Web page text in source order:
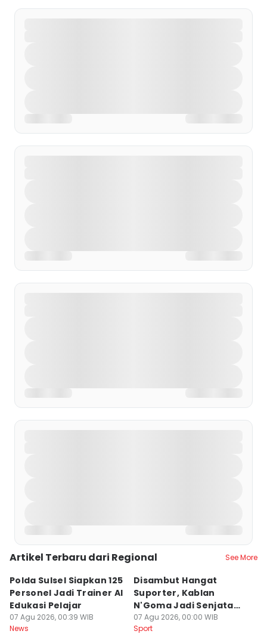
Artikel Terbaru dari Regional See More
Polda Sulsel Siapkan 125
Personel Jadi Trainer AI
Edukasi Pelajar
07 Agu 2026, 00:39 WIB
News
Disambut Hangat
Suporter, Kablan
N'Goma Jadi Senjata
Baru Borneo FC
07 Agu 2026, 00:00 WIB
Sport